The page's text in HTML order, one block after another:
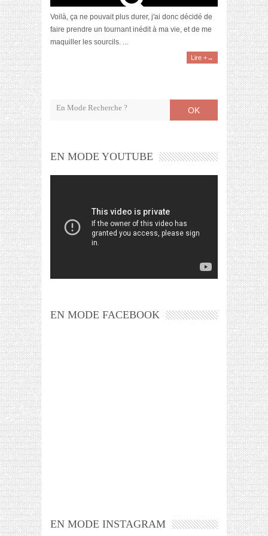
Voilà, ça ne pouvait plus durer, j'ai donc décidé de
faire prendre un tournant inédit à ma vie, et de me
maquiller les sourcils. ...
Lire +→
OK
EN MODE YOUTUBE
EN MODE FACEBOOK
EN MODE INSTAGRAM